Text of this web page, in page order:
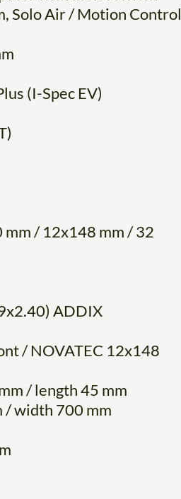
Solo Air / Motion Control
(I-Spec EV)
/ 12x148 mm / 32
ADDIX
/ NOVATEC 12x148
/ length 45 mm
/ width 700 mm